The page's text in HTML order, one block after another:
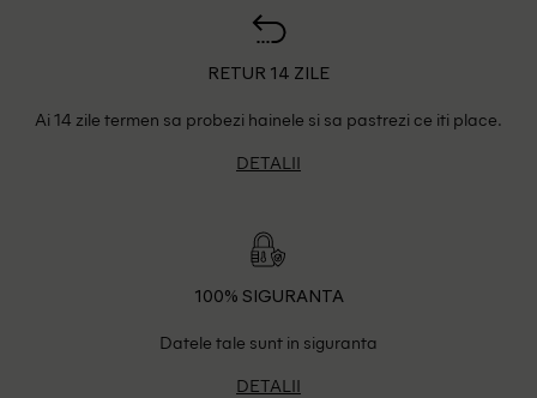
RETUR 14 ZILE
Ai 14 zile termen sa probezi hainele si sa pastrezi ce iti place.
DETALII
100% SIGURANTA
Datele tale sunt in siguranta
DETALII